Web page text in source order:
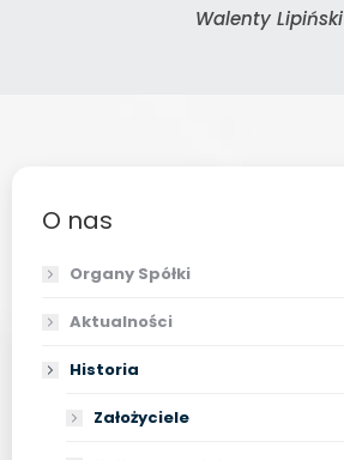
Walenty Lipiński
O nas
Organy Spółki
Aktualności
Historia
Założyciele